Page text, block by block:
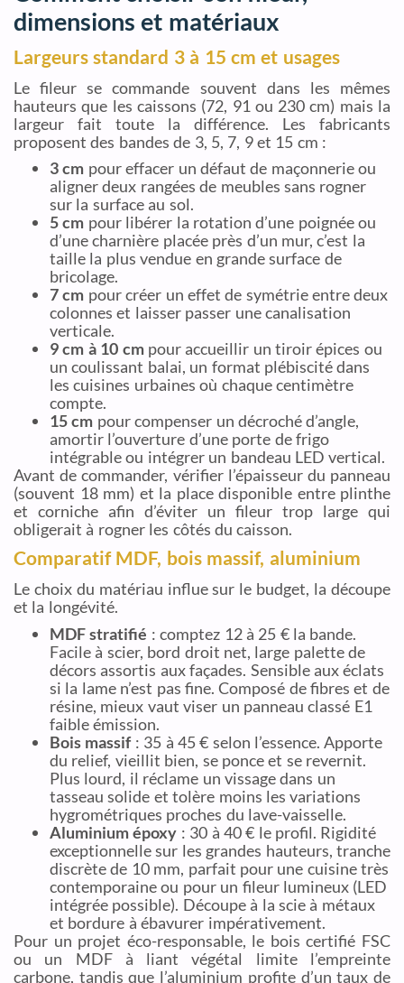
dimensions et matériaux
Largeurs standard 3 à 15 cm et usages
Le fileur se commande souvent dans les mêmes
hauteurs que les caissons (72, 91 ou 230 cm) mais la
largeur fait toute la différence. Les fabricants
proposent des bandes de 3, 5, 7, 9 et 15 cm :
3 cm pour effacer un défaut de maçonnerie ou
aligner deux rangées de meubles sans rogner
sur la surface au sol.
5 cm pour libérer la rotation d’une poignée ou
d’une charnière placée près d’un mur, c’est la
taille la plus vendue en grande surface de
bricolage.
7 cm pour créer un effet de symétrie entre deux
colonnes et laisser passer une canalisation
verticale.
9 cm à 10 cmpour accueillir un tiroir épices ou
un coulissant balai, un format plébiscité dans
les cuisines urbaines où chaque centimètre
compte.
15 cm pour compenser un décroché d’angle,
amortir l’ouverture d’une porte de frigo
intégrable ou intégrer un bandeau LED vertical.
Avant de commander, vérifier l’épaisseur du panneau
(souvent 18 mm) et la place disponible entre plinthe
et corniche afin d’éviter un fileur trop large qui
obligerait à rogner les côtés du caisson.
Comparatif MDF, bois massif, aluminium
Le choix du matériau influe sur le budget, la découpe
et la longévité.
MDF stratifié : comptez 12 à 25 € la bande.
Facile à scier, bord droit net, large palette de
décors assortis aux façades. Sensible aux éclats
si la lame n’est pas fine. Composé de fibres et de
résine, mieux vaut viser un panneau classé E1
faible émission.
Bois massif: 35 à 45 € selon l’essence. Apporte
du relief, vieillit bien, se ponce et se revernit.
Plus lourd, il réclame un vissage dans un
tasseau solide et tolère moins les variations
hygrométriques proches du lave-vaisselle.
Aluminium époxy : 30 à 40 € le profil. Rigidité
exceptionnelle sur les grandes hauteurs, tranche
discrète de 10 mm, parfait pour une cuisine très
contemporaine ou pour un fileur lumineux (LED
intégrée possible). Découpe à la scie à métaux
et bordure à ébavurer impérativement.
Pour un projet éco-responsable, le bois certifié FSC
ou un MDF à liant végétal limite l’empreinte
carbone, tandis que l’aluminium profite d’un taux de